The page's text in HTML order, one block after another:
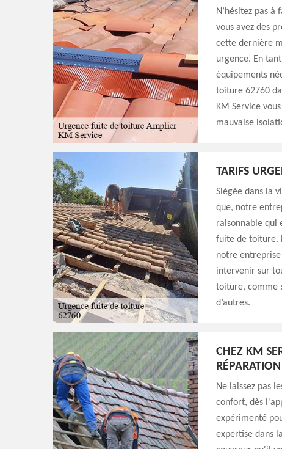
N’hésitez pas
vous avez des
cette dernière
urgence. En
équipements
toiture 62760
KM Service
mauvaise
TARIFS
Siégée dans la
que, notre
raisonnable qui
fuite de toiture.
notre entreprise
intervenir sur
toiture, comme
d’autres.
CHEZ KM
Ne laissez pas
confort, dès
expérimenté
expertise dans